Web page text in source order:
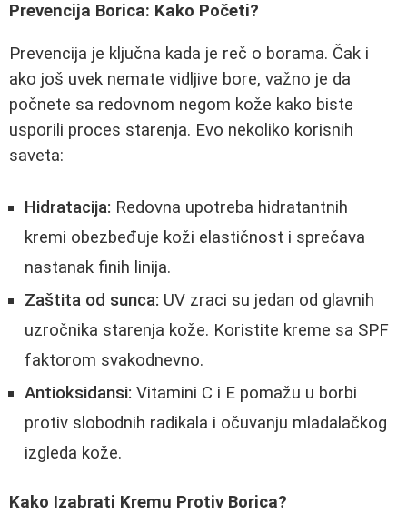
Prevencija Borica: Kako Početi?
Prevencija je ključna kada je reč o borama. Čak i
ako još uvek nemate vidljive bore, važno je da
počnete sa redovnom negom kože kako biste
usporili proces starenja. Evo nekoliko korisnih
saveta:
Hidratacija: Redovna upotreba hidratantnih
kremi obezbeđuje koži elastičnost i sprečava
nastanak finih linija.
Zaštita od sunca: UV zraci su jedan od glavnih
uzročnika starenja kože. Koristite kreme sa SPF
faktorom svakodnevno.
Antioksidansi: Vitamini C i E pomažu u borbi
protiv slobodnih radikala i očuvanju mladalačkog
izgleda kože.
Kako Izabrati Kremu Protiv Borica?